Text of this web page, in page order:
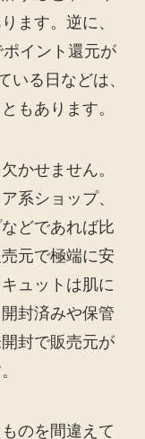
ます。逆に、
イント還元が
いる日などは、
もあります。
かせません。
系ショップ、
どであれば比
元で極端に安
ュットは肌に
封済みや保管
封で販売元が
のを間違えて